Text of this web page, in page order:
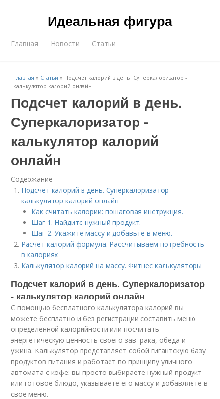
Идеальная фигура
Главная Новости Статьи
Главная » Статьи » Подсчет калорий в день. Суперкалоризатор -
калькулятор калорий онлайн
Подсчет калорий в день.
Суперкалоризатор -
калькулятор калорий
онлайн
Содержание
Подсчет калорий в день. Суперкалоризатор -
калькулятор калорий онлайн
Как считать калории: пошаговая инструкция.
Шаг 1. Найдите нужный продукт.
Шаг 2. Укажите массу и добавьте в меню.
Расчет калорий формула. Рассчитываем потребность
в калориях
Калькулятор калорий на массу. Фитнес калькуляторы
Подсчет калорий в день. Суперкалоризатор
- калькулятор калорий онлайн
С помощью бесплатного калькулятора калорий вы
можете бесплатно и без регистрации составить меню
определенной калорийности или посчитать
энергетическую ценность своего завтрака, обеда и
ужина. Калькулятор представляет собой гигантскую базу
продуктов питания и работает по принципу уличного
автомата с кофе: вы просто выбираете нужный продукт
или готовое блюдо, указываете его массу и добавляете в
свое меню.